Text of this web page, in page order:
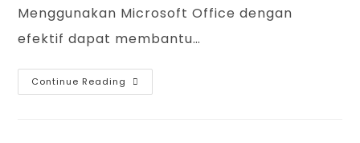
Menggunakan Microsoft Office dengan
efektif dapat membantu…
Continue Reading